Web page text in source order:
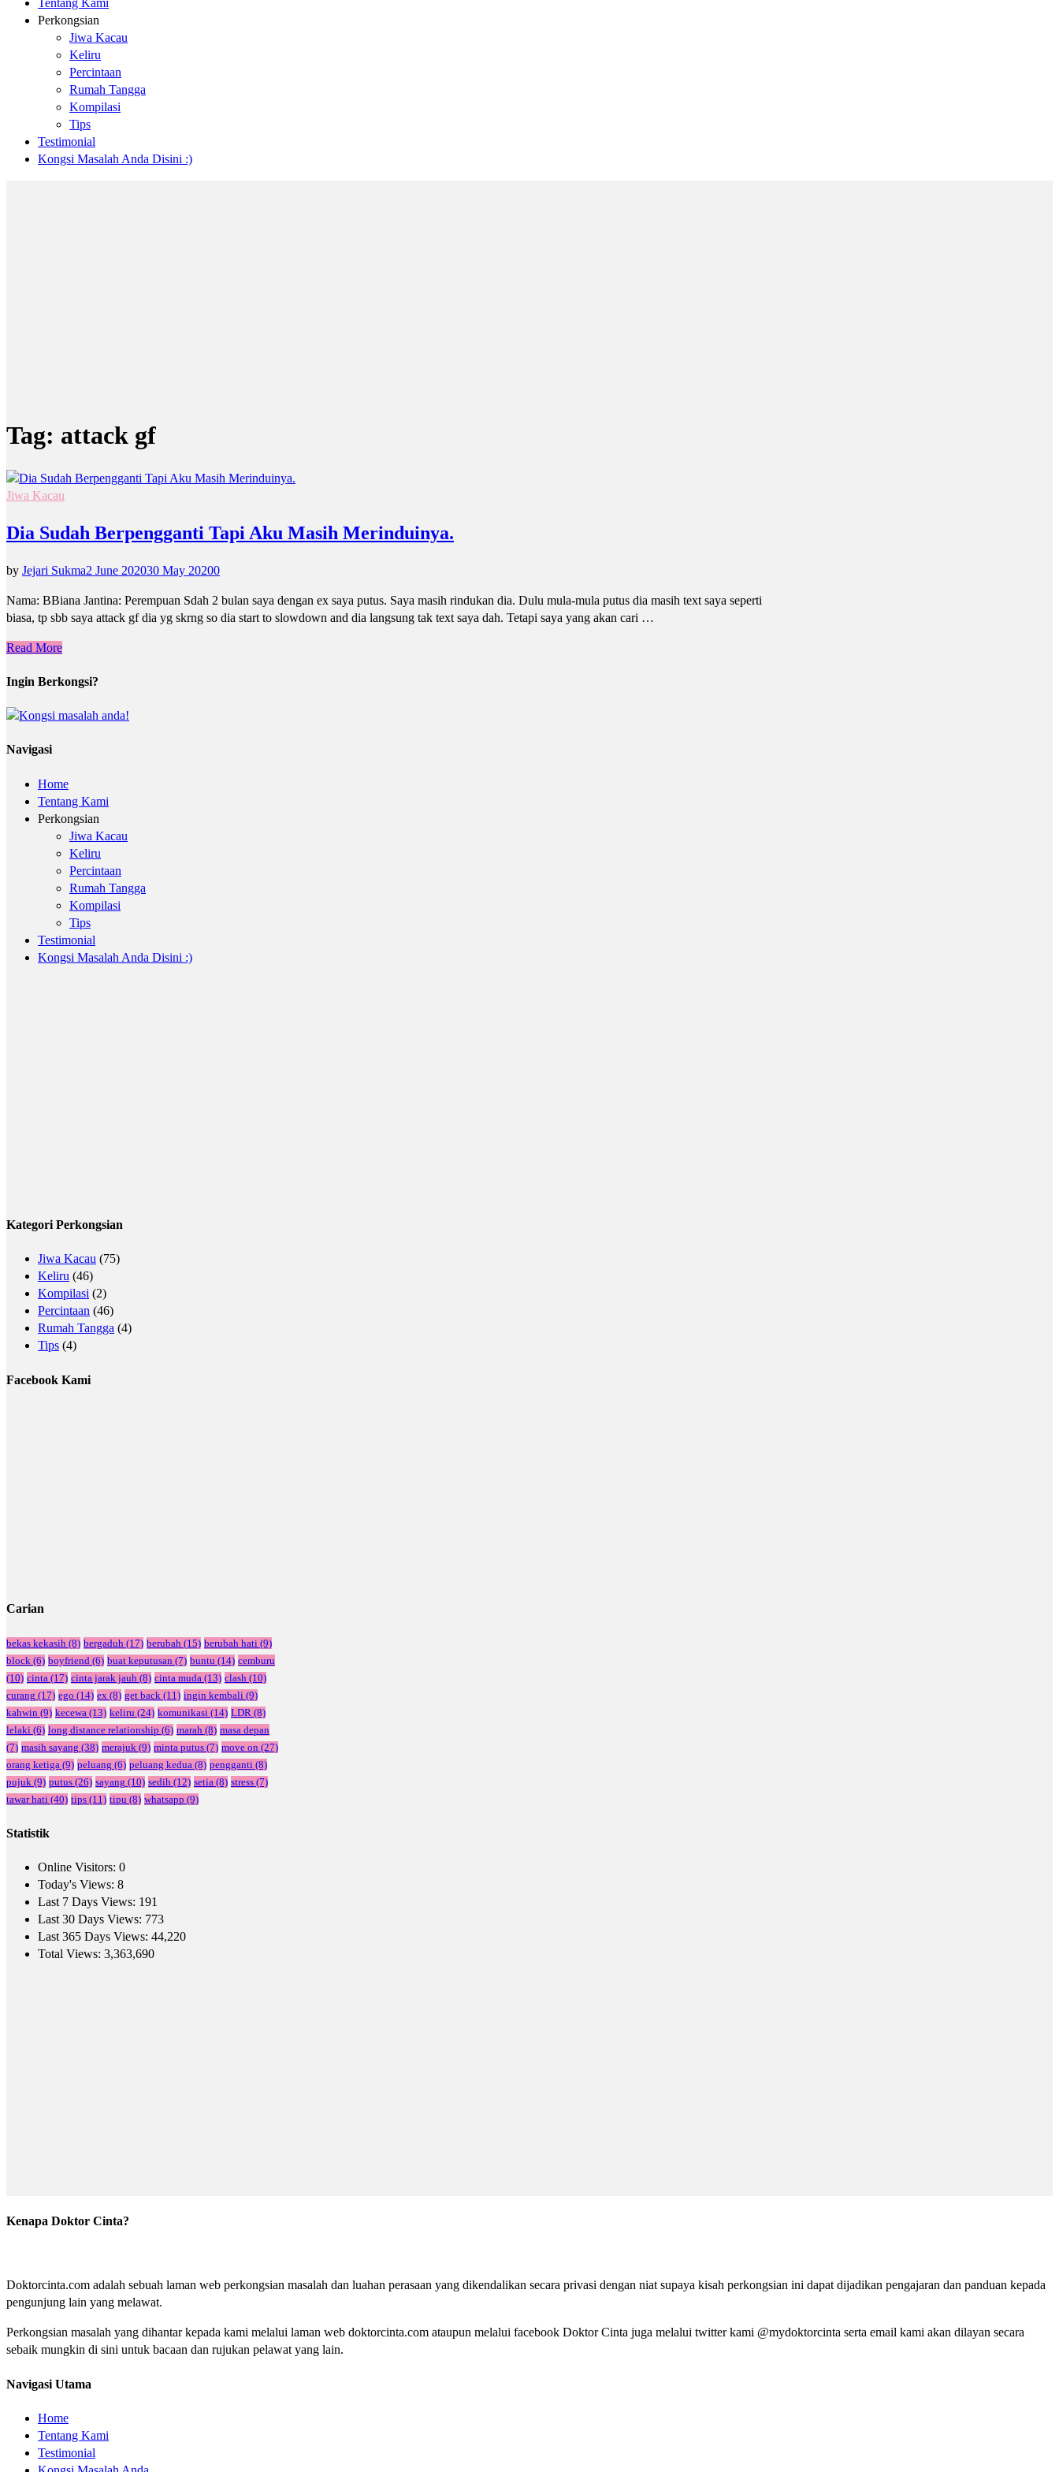
Tentang Kami
Perkongsian
Jiwa Kacau
Keliru
Percintaan
Rumah Tangga
Kompilasi
Tips
Testimonial
Kongsi Masalah Anda Disini :)
Tag: attack gf
Jiwa Kacau
Dia Sudah Berpengganti Tapi Aku Masih Merinduinya.
by Jejari Sukma2 June 202030 May 20200
Nama: BBiana Jantina: Perempuan Sdah 2 bulan saya dengan ex saya putus. Saya masih rindukan dia. Dulu mula-mula putus dia masih text saya seperti
biasa, tp sbb saya attack gf dia yg skrng so dia start to slowdown and dia langsung tak text saya dah. Tetapi saya yang akan cari …
Read More
Ingin Berkongsi?
Navigasi
Home
Tentang Kami
Perkongsian
Jiwa Kacau
Keliru
Percintaan
Rumah Tangga
Kompilasi
Tips
Testimonial
Kongsi Masalah Anda Disini :)
Kategori Perkongsian
Jiwa Kacau (75)
Keliru (46)
Kompilasi (2)
Percintaan (46)
Rumah Tangga (4)
Tips (4)
Facebook Kami
Carian
bekas kekasih (8) bergaduh (17) berubah (15) berubah hati (9)
block (6) boyfriend (6) buat keputusan (7) buntu (14) cemburu
(10) cinta (17) cinta jarak jauh (8) cinta muda (13) clash (10)
curang (17) ego (14) ex (8) get back (11) ingin kembali (9)
kahwin (9) kecewa (13) keliru (24) komunikasi (14) LDR (8)
lelaki (6) long distance relationship (6) marah (8) masa depan
(7) masih sayang (38) merajuk (9) minta putus (7) move on (27)
orang ketiga (9) peluang (6) peluang kedua (8) pengganti (8)
pujuk (9) putus (26) sayang (10) sedih (12) setia (8) stress (7)
tawar hati (40) tips (11) tipu (8) whatsapp (9)
Statistik
Online Visitors: 0
Today's Views: 8
Last 7 Days Views: 191
Last 30 Days Views: 773
Last 365 Days Views: 44,220
Total Views: 3,363,690
Kenapa Doktor Cinta?
Doktorcinta.com adalah sebuah laman web perkongsian masalah dan luahan perasaan yang dikendalikan secara privasi dengan niat supaya kisah perkongsian ini dapat dijadikan pengajaran dan panduan kepada
pengunjung lain yang melawat.
Perkongsian masalah yang dihantar kepada kami melalui laman web doktorcinta.com ataupun melalui facebook Doktor Cinta juga melalui twitter kami @mydoktorcinta serta email kami akan dilayan secara
sebaik mungkin di sini untuk bacaan dan rujukan pelawat yang lain.
Navigasi Utama
Home
Tentang Kami
Testimonial